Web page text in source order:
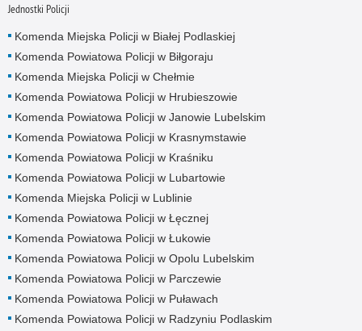
Jednostki Policji
Komenda Miejska Policji w Białej Podlaskiej
Komenda Powiatowa Policji w Biłgoraju
Komenda Miejska Policji w Chełmie
Komenda Powiatowa Policji w Hrubieszowie
Komenda Powiatowa Policji w Janowie Lubelskim
Komenda Powiatowa Policji w Krasnymstawie
Komenda Powiatowa Policji w Kraśniku
Komenda Powiatowa Policji w Lubartowie
Komenda Miejska Policji w Lublinie
Komenda Powiatowa Policji w Łęcznej
Komenda Powiatowa Policji w Łukowie
Komenda Powiatowa Policji w Opolu Lubelskim
Komenda Powiatowa Policji w Parczewie
Komenda Powiatowa Policji w Puławach
Komenda Powiatowa Policji w Radzyniu Podlaskim